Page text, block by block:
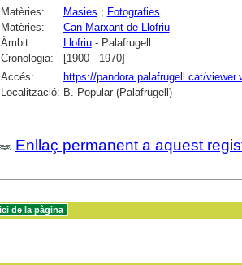
Matèries: Masies ; Fotografies
Matèries:
Can Marxant de Llofriu
Àmbit:
Llofriu- Palafrugell
Cronologia:
[1900 - 1970]
Accés:
https://pandora.palafrugell.cat/
Localització: B. Popular (Palafrugell)
Enllaç permanent a aquest